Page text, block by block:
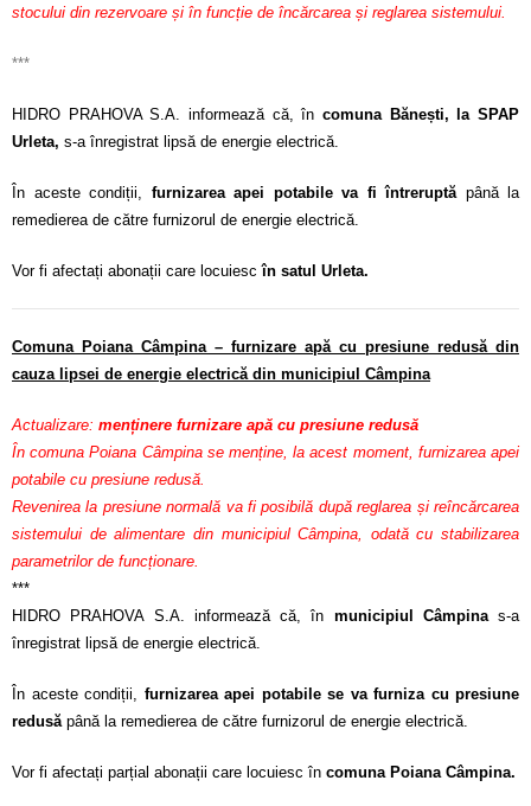
stocului din rezervoare și în funcție de încărcarea și reglarea sistemului.
***
HIDRO PRAHOVA S.A. informează că, în comuna Bănești, la SPAP
Urleta, s-a înregistrat lipsă de energie electrică.
În aceste condiții, furnizarea apei potabile va fi întreruptă până la
remedierea de către furnizorul de energie electrică.
Vor fi afectați abonații care locuiescîn satul Urleta.
Comuna Poiana Câmpina – furnizare apă cu presiune redusă din
cauza lipsei de energie electrică din municipiul Câmpina
Actualizare: menținere furnizare apă cu presiune redusă
În comuna Poiana Câmpina se menține, la acest moment, furnizarea apei
potabile cu presiune redusă.
Revenirea la presiune normală va fi posibilă după reglarea și reîncărcarea
sistemului de alimentare din municipiul Câmpina, odată cu stabilizarea
parametrilor de funcționare.
***
HIDRO PRAHOVA S.A. informează că, în municipiul Câmpinas-a
înregistrat lipsă de energie electrică.
În aceste condiții, furnizarea apei potabile se va furniza cu presiune
redusă până la remedierea de către furnizorul de energie electrică.
Vor fi afectați parțial abonații care locuiesc în comuna Poiana Câmpina.